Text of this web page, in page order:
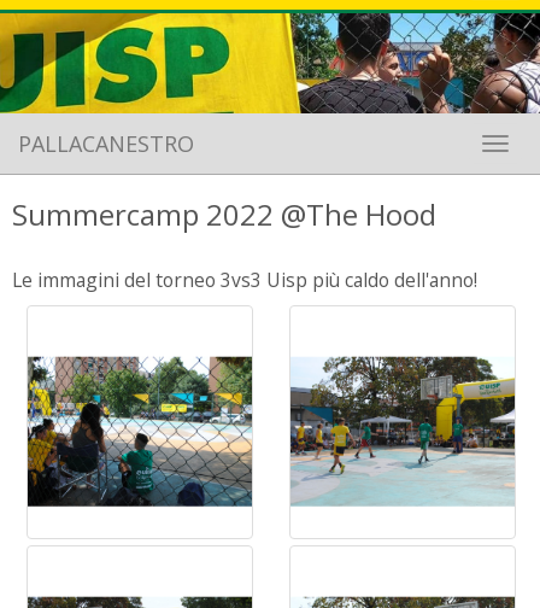
PALLACANESTRO
Summercamp 2022 @The Hood
Le immagini del torneo 3vs3 Uisp più caldo dell'anno!